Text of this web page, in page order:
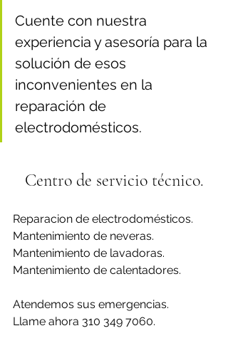
Cuente con nuestra
experiencia y asesoría para la
solución de esos
inconvenientes en la
reparación de
electrodomésticos.
Centro de servicio técnico.
Reparacion de electrodomésticos.
Mantenimiento de neveras.
Mantenimiento de lavadoras.
Mantenimiento de calentadores.
Atendemos sus emergencias.
Llame ahora 310 349 7060.